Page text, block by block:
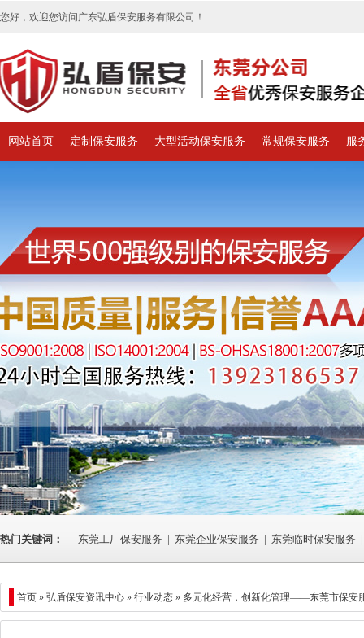
您好，欢迎您访问广东弘盾保安服务有限公司！
网站首页 定制保安服务 大型活动保安服务 常规保安服务 服
热门关键词： 东莞工厂保安服务 | 东莞企业保安服务 | 东莞临时保安服务 |
首页 » 弘盾保安资讯中心 » 行业动态 » 多元化经营，创新化管理——东莞市保安